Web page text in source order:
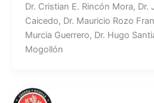
Dr. Cristian E. Rincón Mora, Dr.
Caicedo, Dr. Mauricio Rozo
Murcia Guerrero, Dr. Hugo
Mogollón